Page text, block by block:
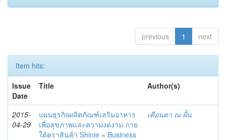
previous 1 next
Item hits:
Issue
Date
Title Author(s)
2015-
04-29
แผนธุรกิจผลิตภัณฑ์เสริมอาหาร
เพื่อสุขภาพและความงดงาม ภาย
ใต้ตราสินค้า Shinie = Business
เตือนตา ณ ฝั้น